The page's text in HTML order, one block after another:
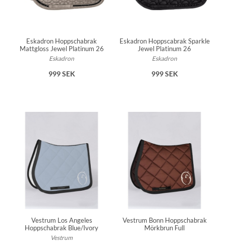
Eskadron Hoppschabrak
Mattgloss Jewel Platinum 26
Eskadron
999 SEK
Eskadron Hoppscabrak Sparkle
Jewel Platinum 26
Eskadron
999 SEK
Vestrum Los Angeles
Hoppschabrak Blue/Ivory
Vestrum
Vestrum Bonn Hoppschabrak
Mörkbrun Full